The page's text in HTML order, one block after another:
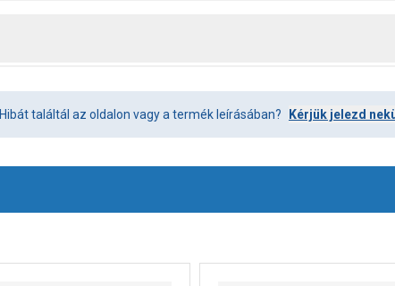
Hibát találtál az oldalon vagy a termék leírásában? Kérjük jelezd